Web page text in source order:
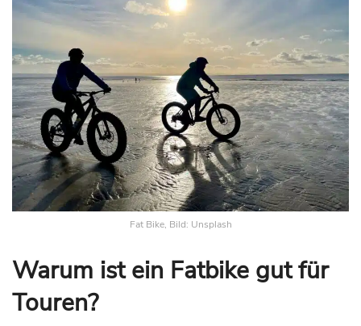
Fat Bike, Bild: Unsplash
Warum ist ein Fatbike gut für
Touren?